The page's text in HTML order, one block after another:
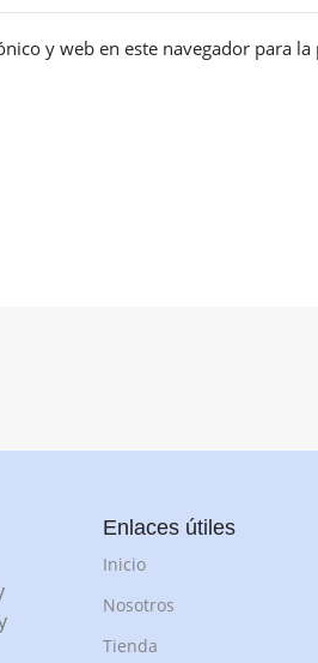
y web en este navegador para
Enlaces útiles
Inicio
Nosotros
Tienda